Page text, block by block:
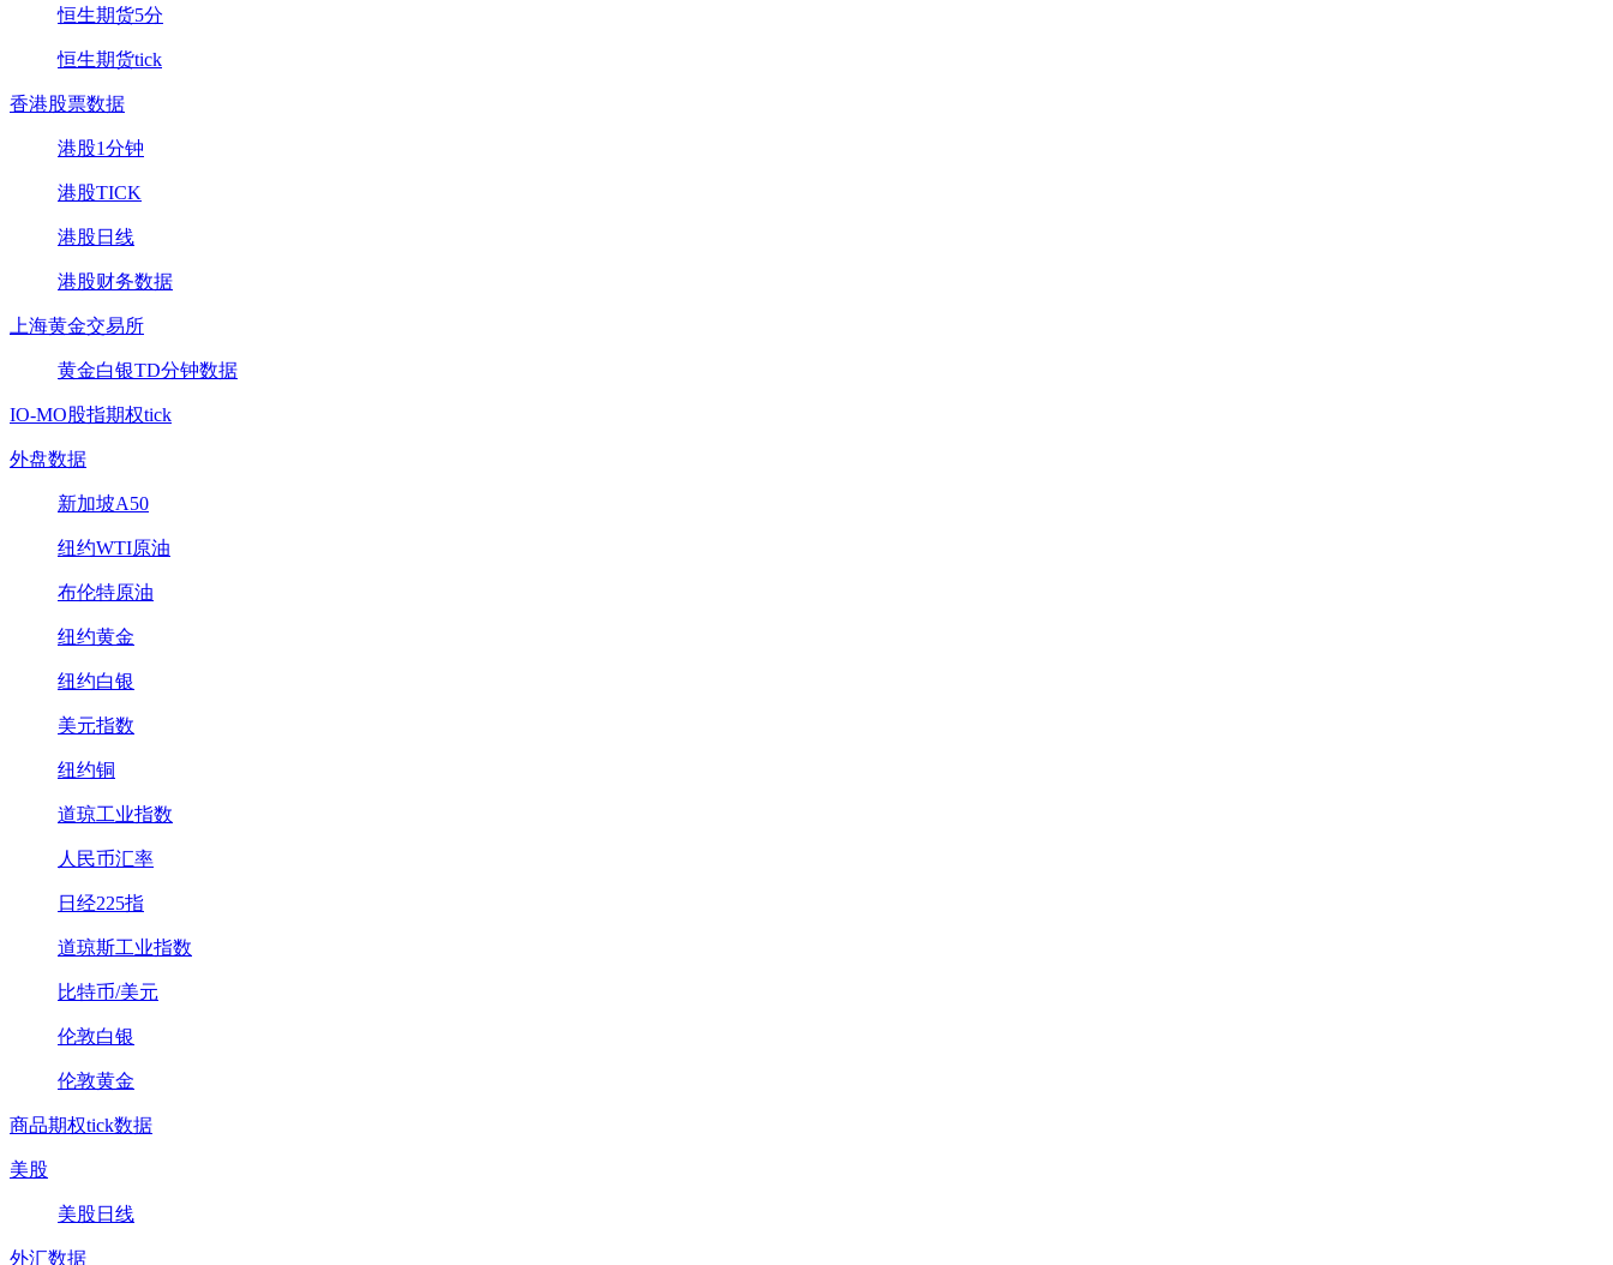
恒生期货5分
恒生期货tick
香港股票数据
港股1分钟
港股TICK
港股日线
港股财务数据
上海黄金交易所
黄金白银TD分钟数据
IO-MO股指期权tick
外盘数据
新加坡A50
纽约WTI原油
布伦特原油
纽约黄金
纽约白银
美元指数
纽约铜
道琼工业指数
人民币汇率
日经225指
道琼斯工业指数
比特币/美元
伦敦白银
伦敦黄金
商品期权tick数据
美股
美股日线
外汇数据